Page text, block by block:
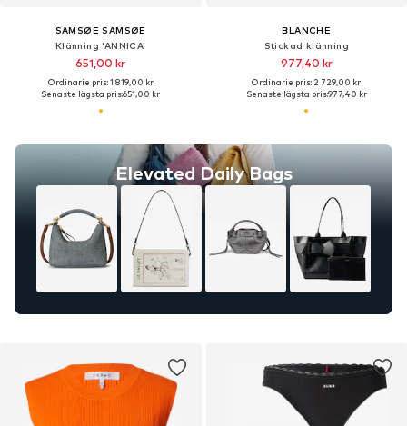
SAMSØE SAMSØE
Klänning 'ANNICA'
651,00 kr
Ordinarie pris: 1 819,00 kr
Senaste lägsta pris:651,00 kr
Elevated Daily Bags
BLANCHE
Stickad klänning
977,40 kr
Ordinarie pris: 2 729,00 kr
Senaste lägsta pris:977,40 kr